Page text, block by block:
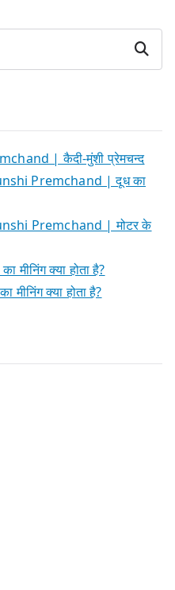
Search
| कैदी-मुंशी प्रेमचन्द
Premchand | दूध का
Premchand | मोटर के
क्या होता है?
क्या होता है?